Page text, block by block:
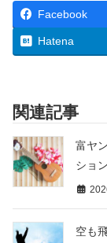
Facebook
Hatena
関連記事
富ヤ
ショ
空も